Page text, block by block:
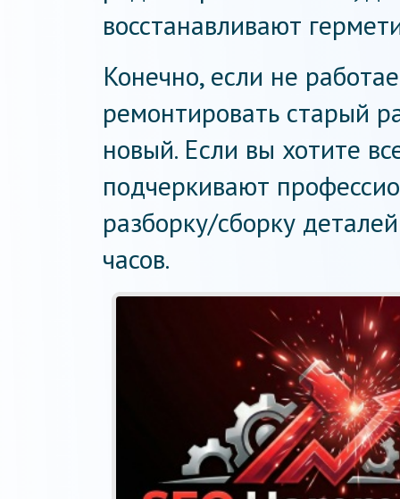
восстанавливают
Конечно, если не
ремонтировать старый
новый. Если вы хотите
подчеркивают
разборку/сборку
часов.